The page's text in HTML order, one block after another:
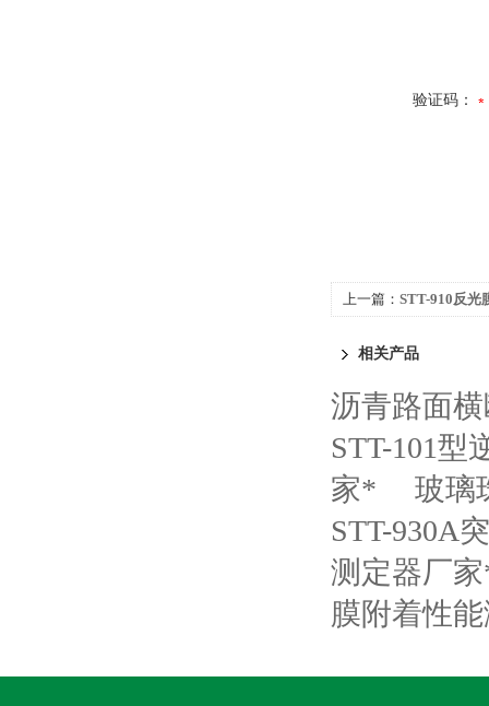
验证码：
上一篇： STT-910反光
相关产品
沥青路面
STT-101型
家*
玻璃
STT-930A
测定器厂
膜附着性